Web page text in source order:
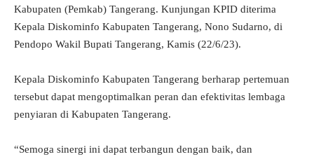
Kabupaten (Pemkab) Tangerang. Kunjungan KPID diterima
Kepala Diskominfo Kabupaten Tangerang, Nono Sudarno, di
Pendopo Wakil Bupati Tangerang, Kamis (22/6/23).
Kepala Diskominfo Kabupaten Tangerang berharap pertemuan
tersebut dapat mengoptimalkan peran dan efektivitas lembaga
penyiaran di Kabupaten Tangerang.
“Semoga sinergi ini dapat terbangun dengan baik, dan